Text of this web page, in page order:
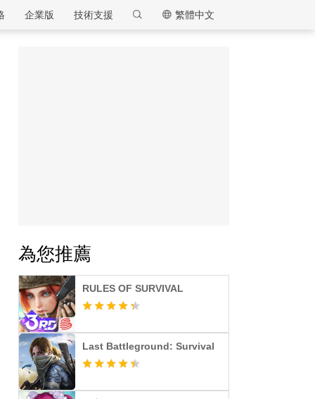
逍遙模擬器
繁體中文
技術支援
企業版
為您推薦
RULES OF SURVIVAL
Last Battleground: Survival